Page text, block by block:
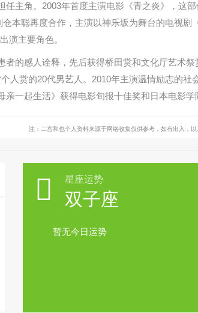
主角。2003年首度主演电影《青之炎》，这
本聪再度合作，主演以神乐坂为舞台的电视剧
演主要角色。
的感人诠释，先后获得桥田赏和文化厅艺术祭
人赏的20代男艺人。2010年主演温情励志的社
一起生活》获得电影旬报十佳奖和日本电影学
注：二宫和也个人资料来源于网络收集仅供参考，如有出入，
 星座运势
双子座
暂无今日运势